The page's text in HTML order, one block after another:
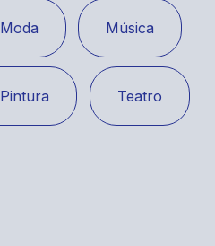
Moda Música
Pintura Teatro